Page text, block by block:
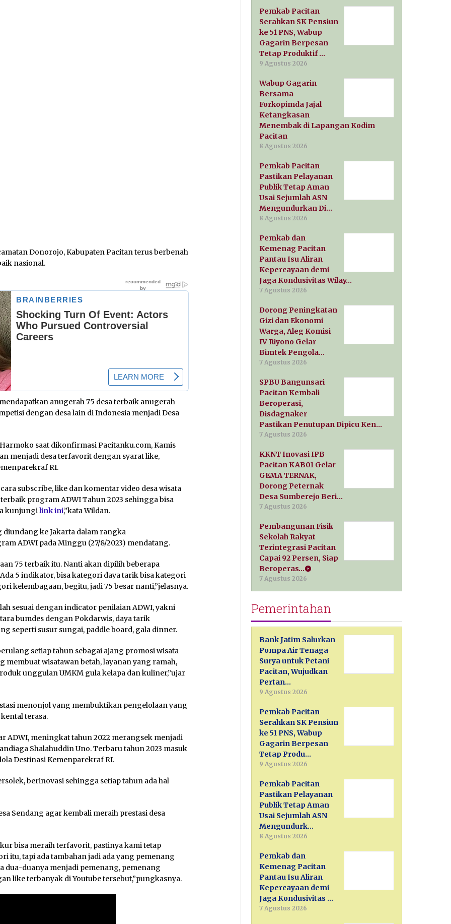
Donorojo, Kabupaten Pacitan terus berbenah
nasional.
anugerah 75 desa terbaik anugerah
dengan desa lain di Indonesia menjadi Desa
saat dikonfirmasi Pacitanku.com, Kamis
menjadi desa terfavorit dengan syarat like,
RI.
subscribe, like dan komentar video desa wisata
program ADWI Tahun 2023 sehingga bisa
kunjungilink ini,”kata Wildan.
diundang ke Jakarta dalam rangka
ADWI pada Minggu (27/8/2023) mendatang.
75 terbaik itu. Nanti akan dipilih beberapa
5 indikator, bisa kategori daya tarik bisa kategori
kelembagaan, begitu, jadi 75 besar nanti,”jelasnya.
sesuai dengan indicator penilaian ADWI, yakni
bumdes dengan Pokdarwis, daya tarik
seperti susur sungai, paddle board, gala dinner.
setiap tahun sebagai ajang promosi wisata
membuat wisatawan betah, layanan yang ramah,
unggulan UMKM gula kelapa dan kuliner,”ujar
menonjol yang membuktikan pengelolaan yang
terasa.
ADWI, meningkat tahun 2022 merangsek menjadi
Shalahuddin Uno. Terbaru tahun 2023 masuk
Destinasi Kemenparekraf RI.
berinovasi sehingga setiap tahun ada hal
Sendang agar kembali meraih prestasi desa
bisa meraih terfavorit, pastinya kami tetap
itu, tapi ada tambahan jadi ada yang pemenang
duanya menjadi pemenang, pemenang
like terbanyak di Youtube tersebut,”pungkasnya.
Pemkab Pacitan
Serahkan SK Pensiun
ke 51 PNS, Wabup
Gagarin Berpesan
Tetap Produktif …
9 Agustus 2026
Wabup Gagarin
Bersama
Forkopimda Jajal
Ketangkasan
Menembak di Lapangan Kodim
Pacitan
8 Agustus 2026
Pemkab Pacitan
Pastikan Pelayanan
Publik Tetap Aman
Usai Sejumlah ASN
Mengundurkan Di…
8 Agustus 2026
Pemkab dan
Kemenag Pacitan
Pantau Isu Aliran
Kepercayaan demi
Jaga Kondusivitas Wilay…
7 Agustus 2026
Dorong Peningkatan
Gizi dan Ekonomi
Warga, Aleg Komisi
IV Riyono Gelar
Bimtek Pengola…
7 Agustus 2026
SPBU Bangunsari
Pacitan Kembali
Beroperasi,
Disdagnaker
Pastikan Penutupan Dipicu Ken…
7 Agustus 2026
KKNT Inovasi IPB
Pacitan KAB01 Gelar
GEMA TERNAK,
Dorong Peternak
Desa Sumberejo Beri…
7 Agustus 2026
Pembangunan Fisik
Sekolah Rakyat
Terintegrasi Pacitan
Capai 92 Persen, Siap
Beroperas…
7 Agustus 2026
Pemerintahan
Bank Jatim Salurkan
Pompa Air Tenaga
Surya untuk Petani
Pacitan, Wujudkan
Pertan…
9 Agustus 2026
Pemkab Pacitan
Serahkan SK Pensiun
ke 51 PNS, Wabup
Gagarin Berpesan
Tetap Produ…
9 Agustus 2026
Pemkab Pacitan
Pastikan Pelayanan
Publik Tetap Aman
Usai Sejumlah ASN
Mengundurk…
8 Agustus 2026
Pemkab dan
Kemenag Pacitan
Pantau Isu Aliran
Kepercayaan demi
Jaga Kondusivitas …
7 Agustus 2026